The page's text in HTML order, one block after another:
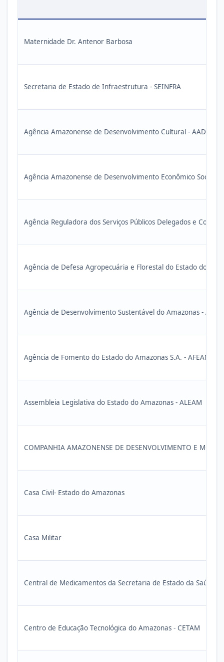
Maternidade Dr. Antenor Barbosa
Secretaria de Estado de Infraestrutura - SEINFRA
Agência Amazonense de Desenvolvimento Cultural - AADC
Agência Amazonense de Desenvolvimento Econômico Social e
Agência Reguladora dos Serviços Públicos Delegados e
Agência de Defesa Agropecuária e Florestal do Estado do
Agência de Desenvolvimento Sustentável do Amazonas - ADS
Agência de Fomento do Estado do Amazonas S.A. - AFEAM
Assembleia Legislativa do Estado do Amazonas - ALEAM
COMPANHIA AMAZONENSE DE DESENVOLVIMENTO E
Casa Civil- Estado do Amazonas
Casa Militar
Central de Medicamentos da Secretaria de Estado da Saúde
Centro de Educação Tecnológica do Amazonas - CETAM